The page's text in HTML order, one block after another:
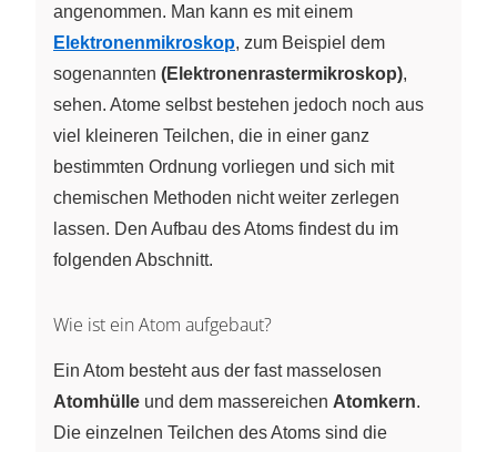
angenommen. Man kann es mit einem
Elektronenmikroskop, zum Beispiel dem
sogenannten (Elektronenrastermikroskop),
sehen. Atome selbst bestehen jedoch noch aus
viel kleineren Teilchen, die in einer ganz
bestimmten Ordnung vorliegen und sich mit
chemischen Methoden nicht weiter zerlegen
lassen. Den Aufbau des Atoms findest du im
folgenden Abschnitt.
Wie ist ein Atom aufgebaut?
Ein Atom besteht aus der fast masselosen
Atomhülle und dem massereichen Atomkern.
Die einzelnen Teilchen des Atoms sind die